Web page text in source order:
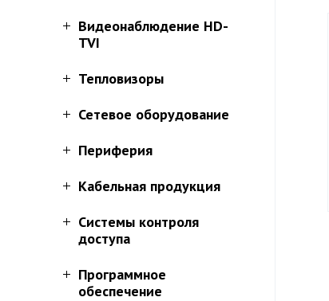
Видеонаблюдение HD-
TVI
Тепловизоры
Сетевое оборудование
Периферия
Кабельная продукция
Системы контроля
доступа
Программное
обеспечение